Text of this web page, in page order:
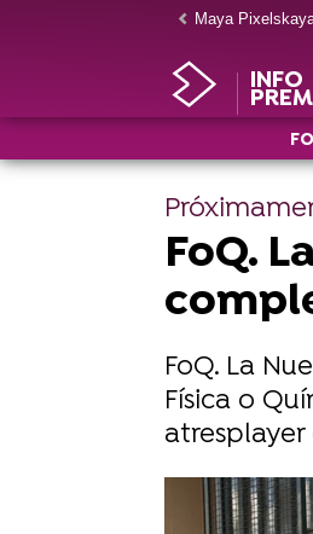
Maya
INFO
FoQ.
FoQ. La
Física o